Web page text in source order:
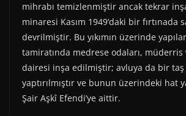
mihrabı temizlenmiştir ancak tekrar
minaresi Kasım 1949’daki bir fırtınada
devrilmiştir. Bu yıkımın üzerinde
tamiratında medrese odaları,
dairesi inşa edilmiştir; avluya da bir taş
yaptırılmıştır ve bunun üzerindeki hat
Şair Aşkî Efendi’ye aittir.